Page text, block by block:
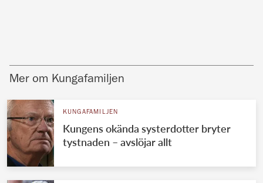
Mer om Kungafamiljen
KUNGAFAMILJEN
Kungens okända systerdotter bryter
tystnaden – avslöjar allt